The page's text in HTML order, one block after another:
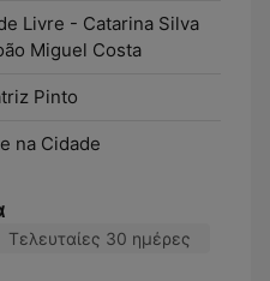
Livre - Catarina Silva
Miguel Costa
Pinto
na Cidade
Τελευταίες 30 ημέρες